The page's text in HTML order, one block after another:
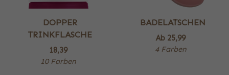
DOPPER
TRINKFLASCHE
18,39
10 Farben
BADELATSCHEN
Ab 25,99
4 Farben